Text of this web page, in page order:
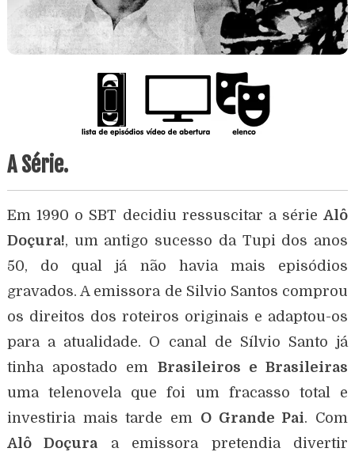
A Série.
Em 1990 o SBT decidiu ressuscitar a sérieAlô
Doçura!, um antigo sucesso da Tupi dos anos
50, do qual já não havia mais episódios
gravados. A emissora de Silvio Santos comprou
os direitos dos roteiros originais e adaptou-os
para a atualidade. O canal de Sílvio Santo já
tinha apostado em Brasileiros e Brasileiras
uma telenovela que foi um fracasso total e
investiria mais tarde em O Grande Pai. Com
Alô Doçura a emissora pretendia divertir